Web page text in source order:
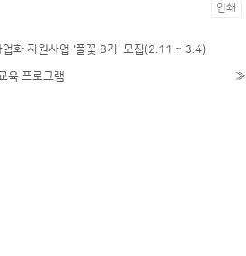
인쇄
화 지원사업 '풀꽃 8기' 모집(2.11 ~ 3.4)
육 프로그램 »